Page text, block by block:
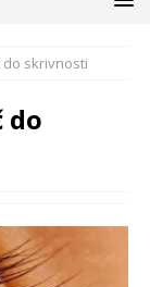
do skrivnosti
do